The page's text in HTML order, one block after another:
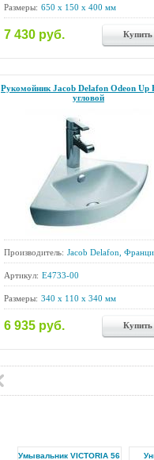
Размеры: 650 x 150 x 400 мм
7 430 руб. Купить
Рукомойник Jacob Delafon Odeon Up
угловой
Производитель: Jacob Delafon,
Артикул: E4733-00
Размеры: 340 x 110 x 340 мм
6 935 руб. Купить
Умывальник VICTORIA 56